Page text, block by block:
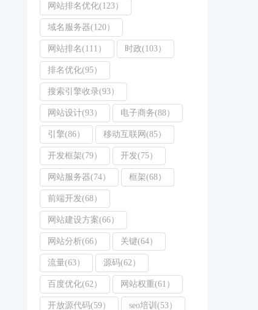
网站排名优化(123）
域名服务器(120）
网站排名(111） 时政(103）
排名优化(95）
搜索引擎收录(93）
网站设计(93） 电子商务(88）
引擎(86） 移动互联网(85）
开发框架(79） 开发(75）
网站服务器(74） 框架(68）
前端开发(68）
网站建设方案(66）
网站分析(66） 关键(64）
流量(63） 源码(62）
百度优化(62） 网站权重(61）
开放源代码(59） seo培训(53）